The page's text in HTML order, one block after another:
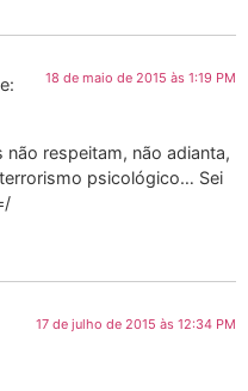
18 de maio de 2015 às 1:19 PM
respeitam, não adianta,
psicológico… Sei
17 de julho de 2015 às 12:34 PM